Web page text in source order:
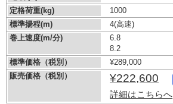
定格荷重(kg)
1000
標準揚程(m)
4(高速)
巻上速度(m/分)
6.8
8.2
標準価格（税別）
¥289,000
販売価格（税別）
¥222,600
詳細はこちらへ